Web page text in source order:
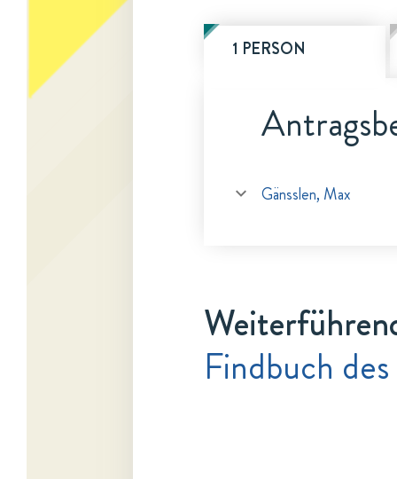
1 PERSON
Gänsslen, Max
Findbuch